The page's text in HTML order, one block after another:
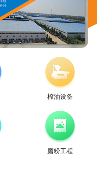
榨油设备
磨粉工程